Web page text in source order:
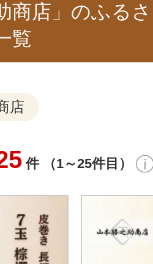
商店」のふる
覧
店
件 （1～25件目）